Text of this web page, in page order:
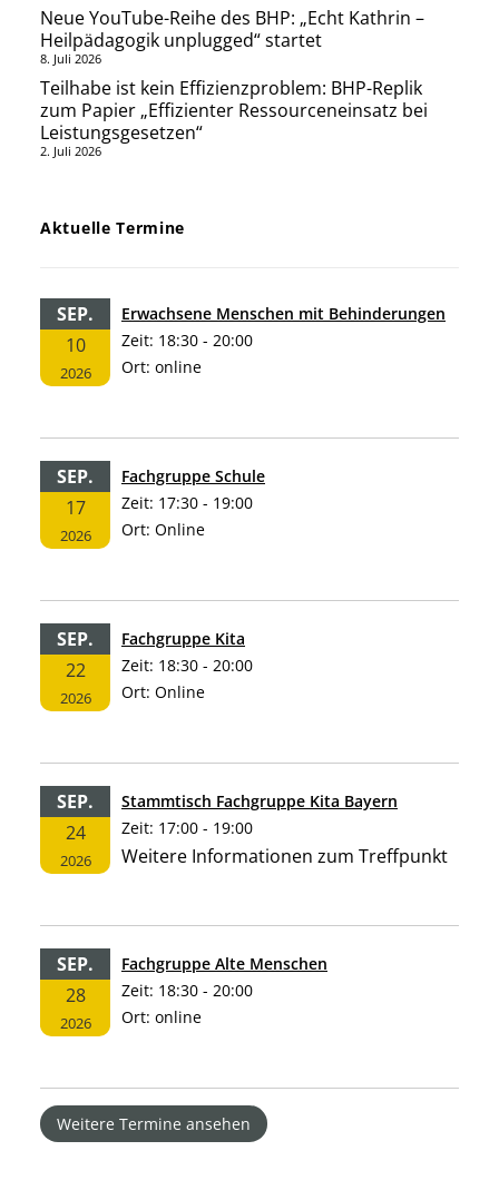
Neue YouTube-Reihe des BHP: „Echt Kathrin –
Heilpädagogik unplugged“ startet
8. Juli 2026
Teilhabe ist kein Effizienzproblem: BHP-Replik
zum Papier „Effizienter Ressourceneinsatz bei
Leistungsgesetzen“
2. Juli 2026
Aktuelle Termine
SEP.
10
2026
Erwachsene Menschen mit Behinderungen
Zeit: 18:30 - 20:00
Ort: online
SEP.
17
2026
Fachgruppe Schule
Zeit: 17:30 - 19:00
Ort: Online
SEP.
22
2026
Fachgruppe Kita
Zeit: 18:30 - 20:00
Ort: Online
SEP.
24
2026
Stammtisch Fachgruppe Kita Bayern
Zeit: 17:00 - 19:00
Weitere Informationen zum Treffpunkt
SEP.
28
2026
Fachgruppe Alte Menschen
Zeit: 18:30 - 20:00
Ort: online
Weitere Termine ansehen